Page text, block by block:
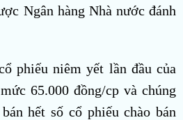
Ngân hàng Nhà nước đánh
phiếu niêm yết lần đầu của
65.000 đồng/cp và chúng
hết số cổ phiếu chào bán